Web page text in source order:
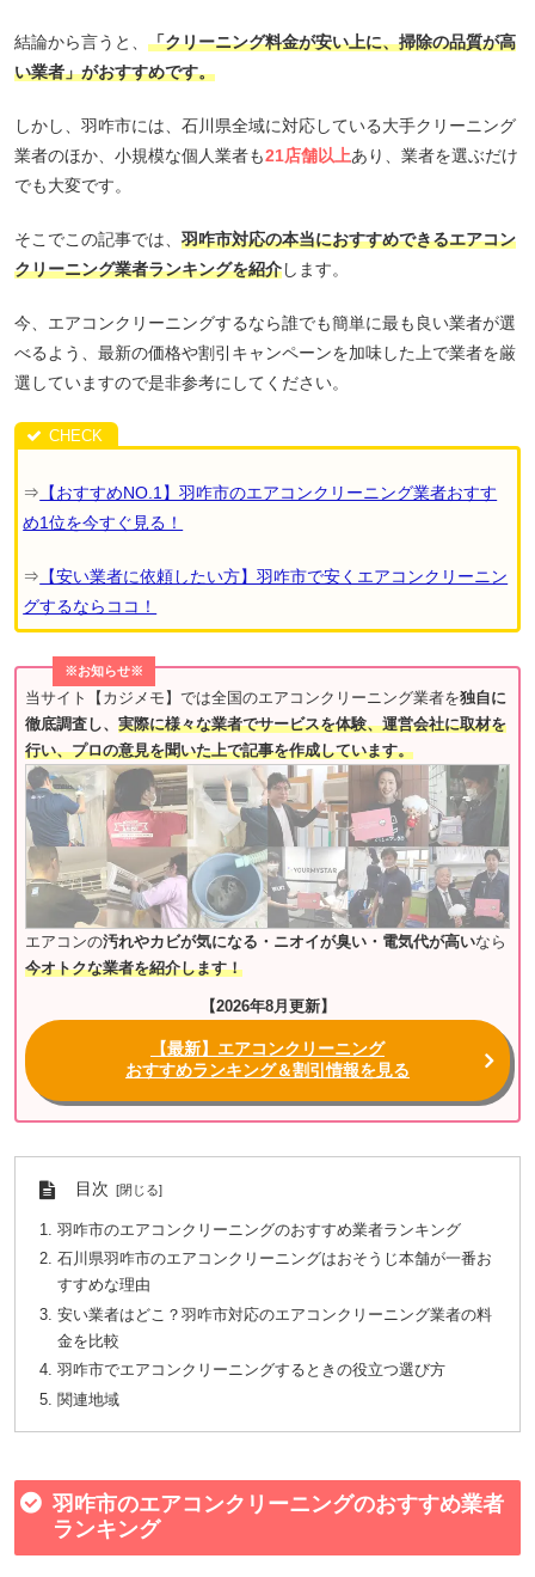
結論から言うと、 「クリーニング料金が安い上に、掃除の品質が高
い業者」がおすすめです。
しかし、羽咋市には、石川県全域に対応している大手クリーニング
業者のほか、小規模な個人業者も21店舗以上あり、業者を選ぶだけ
でも大変です。
そこでこの記事では、 羽咋市対応の本当におすすめできるエアコン
クリーニング業者ランキングを紹介します。
今、エアコンクリーニングするなら誰でも簡単に最も良い業者が選
べるよう、最新の価格や割引キャンペーンを加味した上で業者を厳
選していますので是非参考にしてください。
⇒ 【おすすめNO.1】羽咋市のエアコンクリーニング業者おすす
め1位を今すぐ見る！
⇒ 【安い業者に依頼したい方】羽咋市で安くエアコンクリーニン
グするならココ！
※お知らせ※
当サイト【カジメモ】では全国のエアコンクリーニング業者を独自に
徹底調査し、 実際に様々な業者でサービスを体験、運営会社に取材を
行い、プロの意見を聞いた上で記事を作成しています。
エアコンの汚れやカビが気になる・ニオイが臭い・電気代が高いなら
今オトクな業者を紹介します！
【2026年8月更新】
【最新】エアコンクリーニング
おすすめランキング＆割引情報を見る
目次
羽咋市のエアコンクリーニングのおすすめ業者ランキング
石川県羽咋市のエアコンクリーニングはおそうじ本舗が一番お
すすめな理由
安い業者はどこ？羽咋市対応のエアコンクリーニング業者の料
金を比較
羽咋市でエアコンクリーニングするときの役立つ選び方
関連地域
羽咋市のエアコンクリーニングのおすすめ業者
ランキング